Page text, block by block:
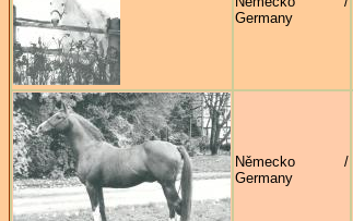
Germany
Německo /
Germany